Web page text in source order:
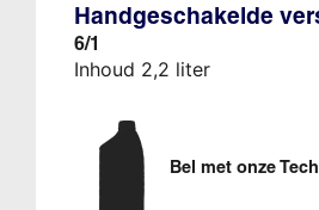
Handgeschakelde
6/1
Inhoud 2,2 liter
Bel met onze